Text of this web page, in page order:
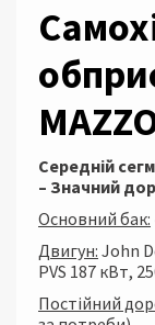
Середній
– Значний
Основний бак:
Двигун: John
PVS 187 кВт,
Постійний